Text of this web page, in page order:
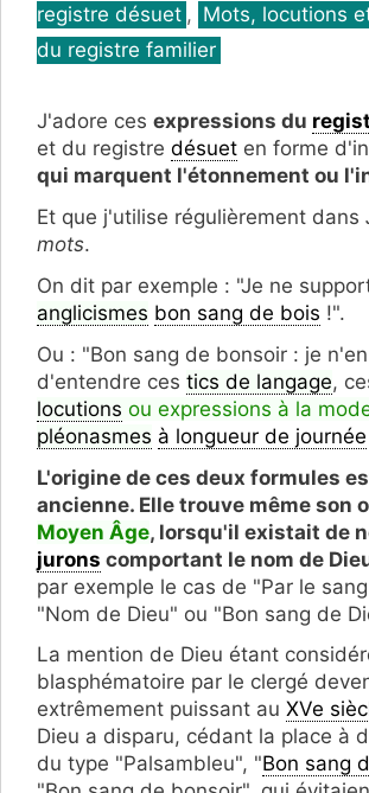
registre désuet , Mots, locutions
du registre familier
J'adore ces expressions du
et du registre désuet en forme
qui marquent l'étonnement ou
Et que j'utilise régulièrement dans
mots.
On dit par exemple : "Je ne
anglicismes bon sang de bois !".
Ou : "Bon sang de bonsoir : je
d'entendre ces tics de langage,
locutions ou expressions à la
pléonasmes à longueur de journée
L'origine de ces deux formules
ancienne. Elle trouve même son
Moyen Âge, lorsqu'il existait de
jurons comportant le nom de
par exemple le cas de "Par le
"Nom de Dieu" ou "Bon sang de
La mention de Dieu étant
blasphématoire par le clergé
extrêmement puissant au XVe
Dieu a disparu, cédant la place à
du type "Palsambleu", "Bon sang